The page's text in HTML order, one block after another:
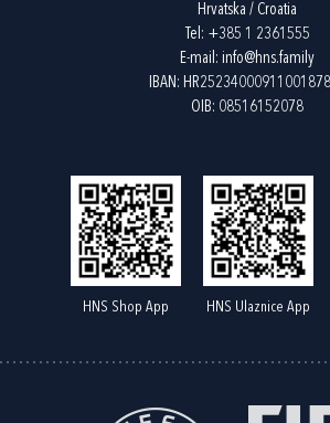
Hrvatska / Croatia
Tel: +385 1 2361555
E-mail: info@hns.family
IBAN:
OIB: 08516152078
HNS Shop App HNS Ulaznice App